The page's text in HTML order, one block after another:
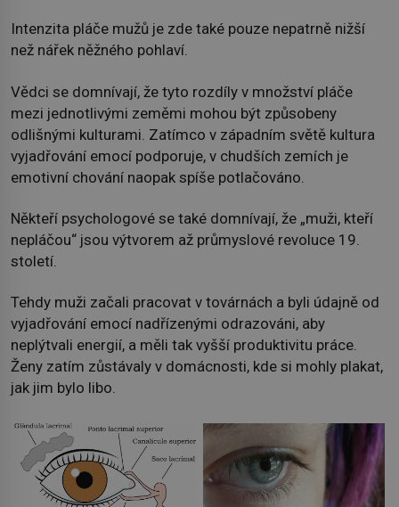
Intenzita pláče mužů je zde také pouze nepatrně nižší
než nářek něžného pohlaví.
Vědci se domnívají, že tyto rozdíly v množství pláče
mezi jednotlivými zeměmi mohou být způsobeny
odlišnými kulturami. Zatímco v západním světě kultura
vyjadřování emocí podporuje, v chudších zemích je
emotivní chování naopak spíše potlačováno.
Někteří psychologové se také domnívají, že „muži, kteří
nepláčou“ jsou výtvorem až průmyslové revoluce 19.
století.
Tehdy muži začali pracovat v továrnách a byli údajně od
vyjadřování emocí nadřízenými odrazováni, aby
neplýtvali energií, a měli tak vyšší produktivitu práce.
Ženy zatím zůstávaly v domácnosti, kde si mohly plakat,
jak jim bylo libo.